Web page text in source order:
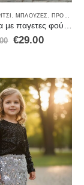
ΜΠΛΟΎΖΕΣ ΠΡΟΣΦΟΡΈΣ
€29.00